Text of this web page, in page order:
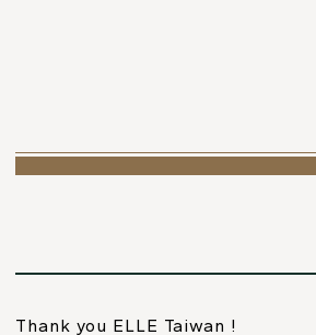
Thank you ELLE Taiwan !